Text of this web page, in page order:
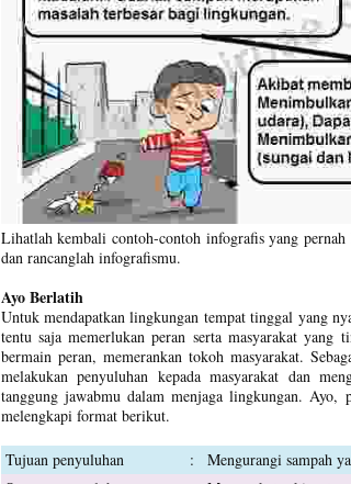
Lihatlah kembali contoh-contoh infografis yang
dan rancanglah infografismu.
Ayo Berlatih
Untuk mendapatkan lingkungan tempat tinggal yang
tentu saja memerlukan peran serta masyarakat
bermain peran, memerankan tokoh masyarakat.
melakukan penyuluhan kepada masyarakat dan
tanggung jawabmu dalam menjaga lingkungan. Ayo,
melengkapi format berikut.
Tujuan penyuluhan :
Mengurangi sampah